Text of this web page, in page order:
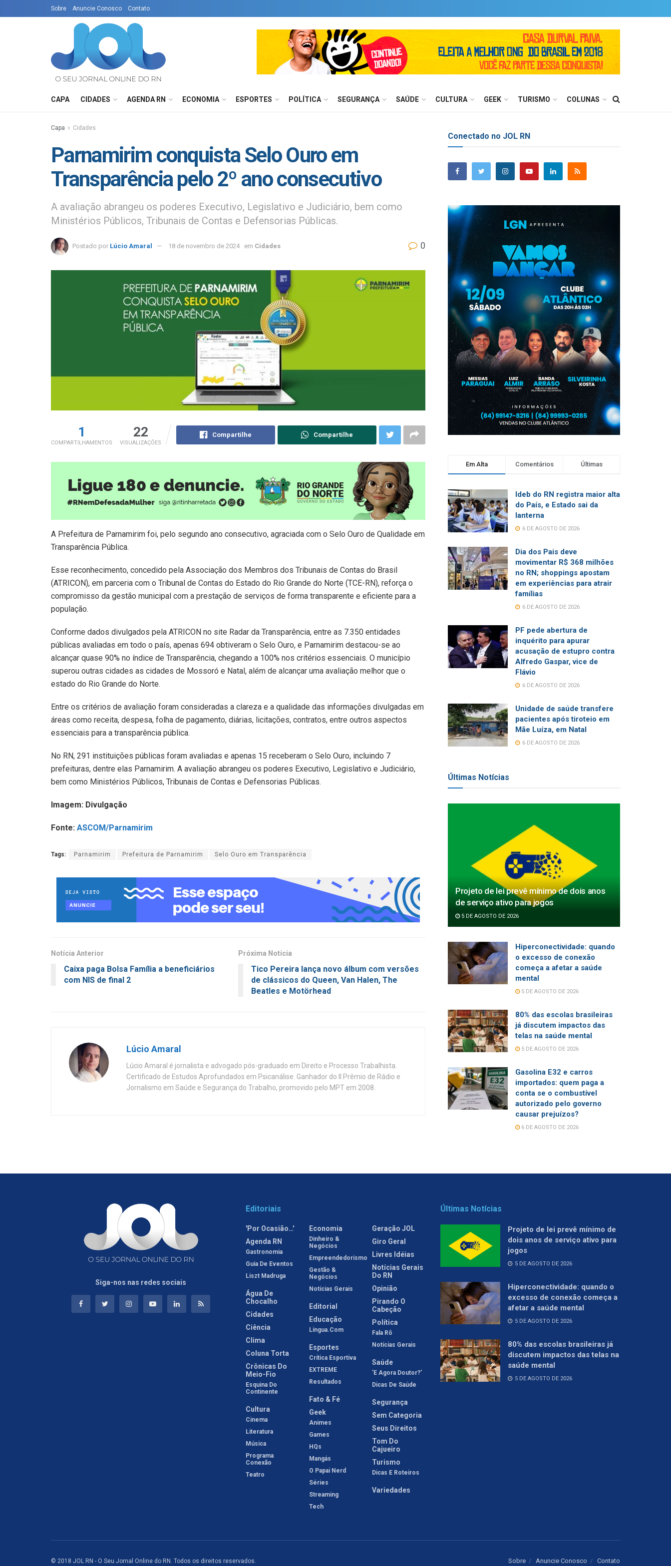
Sobre Anuncie Conosco Contato
CAPA CIDADES AGENDA RN ECONOMIA ESPORTES POLÍTICA SEGURANÇA SAÚDE CULTURA GEEK TURISMO COLUNAS
Capa Cidades
Parnamirim conquista Selo Ouro em
Transparência pelo 2º ano consecutivo
A avaliação abrangeu os poderes Executivo, Legislativo e Judiciário, bem como
Ministérios Públicos, Tribunais de Contas e Defensorias Públicas.
Postado por Lúcio Amaral 18 de novembro de 2024 em Cidades 0
1
COMPARTILHAMENTOS
22
VISUALIZAÇÕES
Compartilhe Compartilhe
A Prefeitura de Parnamirim foi, pelo segundo ano consecutivo, agraciada com o Selo Ouro de Qualidade em
Transparência Pública.
Esse reconhecimento, concedido pela Associação dos Membros dos Tribunais de Contas do Brasil
(ATRICON), em parceria com o Tribunal de Contas do Estado do Rio Grande do Norte (TCE-RN), reforça o
compromisso da gestão municipal com a prestação de serviços de forma transparente e eficiente para a
população.
Conforme dados divulgados pela ATRICON no site Radar da Transparência, entre as 7.350 entidades
públicas avaliadas em todo o país, apenas 694 obtiveram o Selo Ouro, e Parnamirim destacou-se ao
alcançar quase 90% no índice de Transparência, chegando a 100% nos critérios essenciais. O município
superou outras cidades as cidades de Mossoró e Natal, além de alcançar uma avaliação melhor que o
estado do Rio Grande do Norte.
Entre os critérios de avaliação foram consideradas a clareza e a qualidade das informações divulgadas em
áreas como receita, despesa, folha de pagamento, diárias, licitações, contratos, entre outros aspectos
essenciais para a transparência pública.
No RN, 291 instituições públicas foram avaliadas e apenas 15 receberam o Selo Ouro, incluindo 7
prefeituras, dentre elas Parnamirim. A avaliação abrangeu os poderes Executivo, Legislativo e Judiciário,
bem como Ministérios Públicos, Tribunais de Contas e Defensorias Públicas.
Imagem: Divulgação
Fonte: ASCOM/Parnamirim
Tags: Parnamirim Prefeitura de Parnamirim Selo Ouro em Transparência
Notícia Anterior
Caixa paga Bolsa Família a beneficiários
com NIS de final 2
Próxima Notícia
Tico Pereira lança novo álbum com versões
de clássicos do Queen, Van Halen, The
Beatles e Motörhead
Lúcio Amaral
Lúcio Amaral é jornalista e advogado pós-graduado em Direito e Processo Trabalhista.
Certificado de Estudos Aprofundados em Psicanálise. Ganhador do II Prêmio de Rádio e
Jornalismo em Saúde e Segurança do Trabalho, promovido pelo MPT em 2008.
Conectado no JOL RN
Em Alta Comentários Últimas
Ideb do RN registra maior alta
do País, e Estado sai da
lanterna
6 DE AGOSTO DE 2026
Dia dos Pais deve
movimentar R$ 368 milhões
no RN; shoppings apostam
em experiências para atrair
famílias
6 DE AGOSTO DE 2026
PF pede abertura de
inquérito para apurar
acusação de estupro contra
Alfredo Gaspar, vice de
Flávio
6 DE AGOSTO DE 2026
Unidade de saúde transfere
pacientes após tiroteio em
Mãe Luíza, em Natal
6 DE AGOSTO DE 2026
Últimas Notícias
Projeto de lei prevê mínimo de dois anos
de serviço ativo para jogos
5 DE AGOSTO DE 2026
Hiperconectividade: quando
o excesso de conexão
começa a afetar a saúde
mental
5 DE AGOSTO DE 2026
80% das escolas brasileiras
já discutem impactos das
telas na saúde mental
5 DE AGOSTO DE 2026
Gasolina E32 e carros
importados: quem paga a
conta se o combustível
autorizado pelo governo
causar prejuízos?
6 DE AGOSTO DE 2026
Siga-nos nas redes sociais
Editoriais
'Por Ocasião…'
Agenda RN
Gastronomia
Guia De Eventos
Liszt Madruga
Água De
Chocalho
Cidades
Ciência
Clima
Coluna Torta
Crônicas Do
Meio-Fio
Esquina Do
Continente
Cultura
Cinema
Literatura
Música
Programa
Conexão
Teatro
Economia
Dinheiro &
Negócios
Empreendedorismo
Gestão &
Negócios
Notícias Gerais
Editorial
Educação
Língua.com
Esportes
Crítica Esportiva
EXTREME
Resultados
Fato & Fé
Geek
Animes
Games
HQs
Mangás
O Papai Nerd
Séries
Streaming
Tech
Geração JOL
Giro Geral
Livres Idéias
Notícias Gerais
Do RN
Opinião
Pirando O
Cabeção
Política
Fala Rô
Notícias Gerais
Saúde
'E Agora Doutor?'
Dicas De Saúde
Segurança
Sem Categoria
Seus Direitos
Tom Do
Cajueiro
Turismo
Dicas E Roteiros
Variedades
Últimas Notícias
Projeto de lei prevê mínimo de
dois anos de serviço ativo para
jogos
5 DE AGOSTO DE 2026
Hiperconectividade: quando o
excesso de conexão começa a
afetar a saúde mental
5 DE AGOSTO DE 2026
80% das escolas brasileiras já
discutem impactos das telas na
saúde mental
5 DE AGOSTO DE 2026
Sobre Anuncie Conosco Contato
© 2018 JOL RN - O Seu Jornal Online do RN. Todos os direitos reservados.